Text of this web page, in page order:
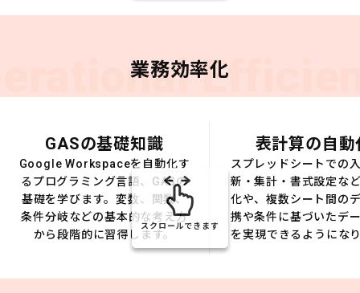
業務効率化
GASの基礎知識
Google Workspaceを自動化す
るプログラミング言語、GASの
基礎を学びます。変数、関数、
条件分岐などの基本的な考え方
から段階的に習得します。
表計算の自動
スプレッドシートでの
新・集計・書式設定な
化や、複数シート間の
携や条件に基づいたデ
を実現できるようにな
スクロールできます